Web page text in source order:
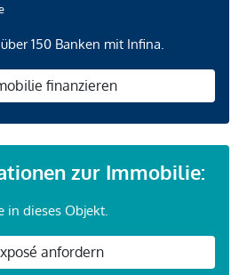
150 Banken mit Infina.
finanzieren
zur Immobilie:
in dieses Objekt.
anfordern